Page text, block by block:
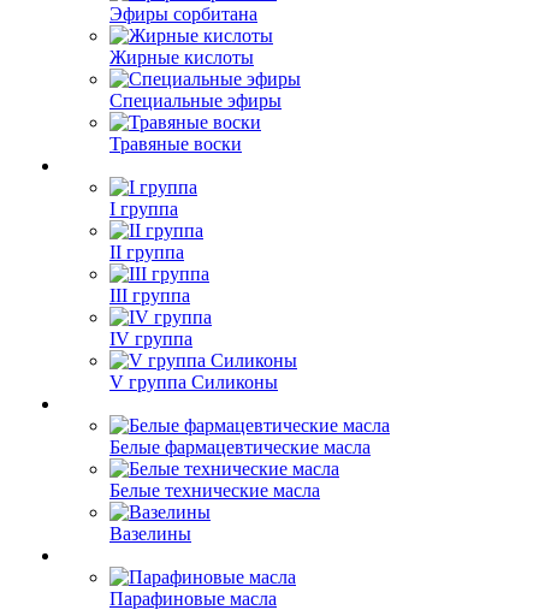
Эфиры сорбитана
Жирные кислоты
Специальные эфиры
Травяные воски
I группа
II группа
III группа
IV группа
V группа Силиконы
Белые фармацевтические масла
Белые технические масла
Вазелины
Парафиновые масла